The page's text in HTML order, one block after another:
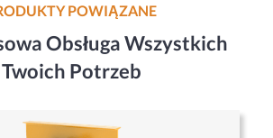
POWIĄZANE
Obsługa Wszystkich
Twoich Potrzeb